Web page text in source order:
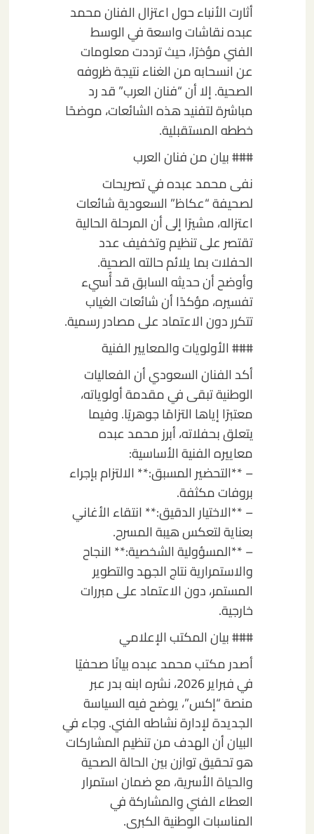
أثارت الأنباء حول اعتزال الفنان محمد
عبده نقاشات واسعة في الوسط
الفني مؤخرًا، حيث ترددت معلومات
عن انسحابه من الغناء نتيجة ظروفه
الصحية. إلا أن “فنان العرب” قد رد
مباشرة لتفنيد هذه الشائعات، موضحًا
خططه المستقبلية.
### بيان من فنان العرب
نفى محمد عبده في تصريحات
لصحيفة “عكاظ” السعودية شائعات
اعتزاله، مشيرًا إلى أن المرحلة الحالية
تقتصر على تنظيم وتخفيف عدد
الحفلات بما يلائم حالته الصحية.
وأوضح أن حديثه السابق قد أُسيء
تفسيره، مؤكدًا أن شائعات الغياب
تتكرر دون الاعتماد على مصادر رسمية.
### الأولويات والمعايير الفنية
أكد الفنان السعودي أن الفعاليات
الوطنية تبقى في مقدمة أولوياته،
معتبرًا إياها التزامًا جوهريًا. وفيما
يتعلق بحفلاته، أبرز محمد عبده
معاييره الفنية الأساسية:
– **التحضير المسبق:** الالتزام بإجراء
بروفات مكثفة.
– **الاختيار الدقيق:** انتقاء الأغاني
بعناية لتعكس هيبة المسرح.
– **المسؤولية الشخصية:** النجاح
والاستمرارية نتاج الجهد والتطوير
المستمر، دون الاعتماد على مبررات
خارجية.
### بيان المكتب الإعلامي
أصدر مكتب محمد عبده بيانًا صحفيًا
في فبراير 2026، نشره ابنه بدر عبر
منصة “إكس”، يوضح فيه السياسة
الجديدة لإدارة نشاطه الفني. وجاء في
البيان أن الهدف من تنظيم المشاركات
هو تحقيق توازن بين الحالة الصحية
والحياة الأسرية، مع ضمان استمرار
العطاء الفني والمشاركة في
المناسبات الوطنية الكبرى.